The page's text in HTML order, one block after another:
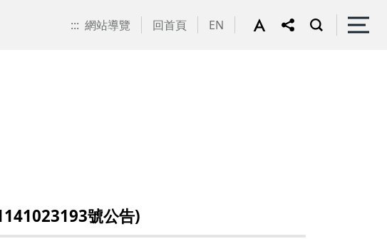
::: 網站導覽 回首頁 EN
號公告)